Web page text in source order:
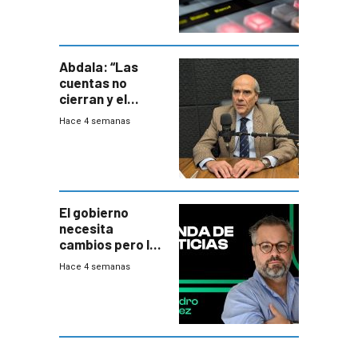
Abdala: “Las
cuentas no
cierran y el
balance del
Hace 4 semanas
El gobierno
necesita
cambios pero los
ministros tienen
Hace 4 semanas